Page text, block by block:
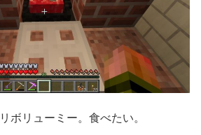
ボリューミー。食べたい。